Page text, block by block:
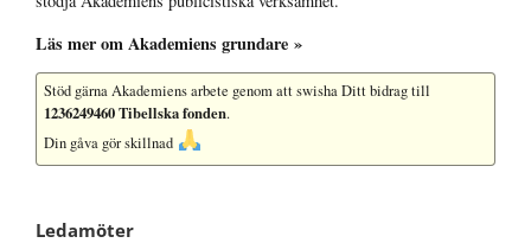
Läs mer om Akademiens grundare »
Stöd gärna Akademiens arbete genom att swisha Ditt bidrag till
1236249460 Tibellska fonden.
Din gåva gör skillnad
Ledamöter